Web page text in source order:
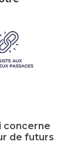
concerne
de futurs